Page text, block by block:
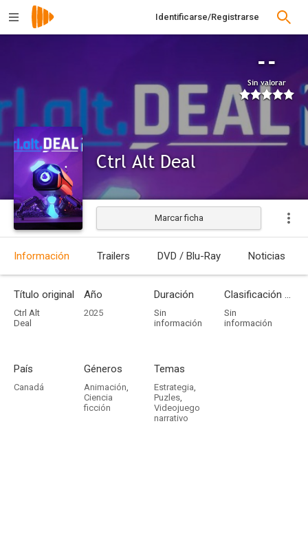
Identificarse/Registrarse
--
Sin valorar
Ctrl Alt Deal
Marcar ficha
Información Trailers DVD / Blu-Ray Noticias
Título original
Ctrl Alt
Deal
Año
2025
Duración
Sin
información
Clasificación por edades
Sin
información
País
Canadá
Géneros
Animación,
Ciencia
ficción
Temas
Estrategia,
Puzles,
Videojuego
narrativo